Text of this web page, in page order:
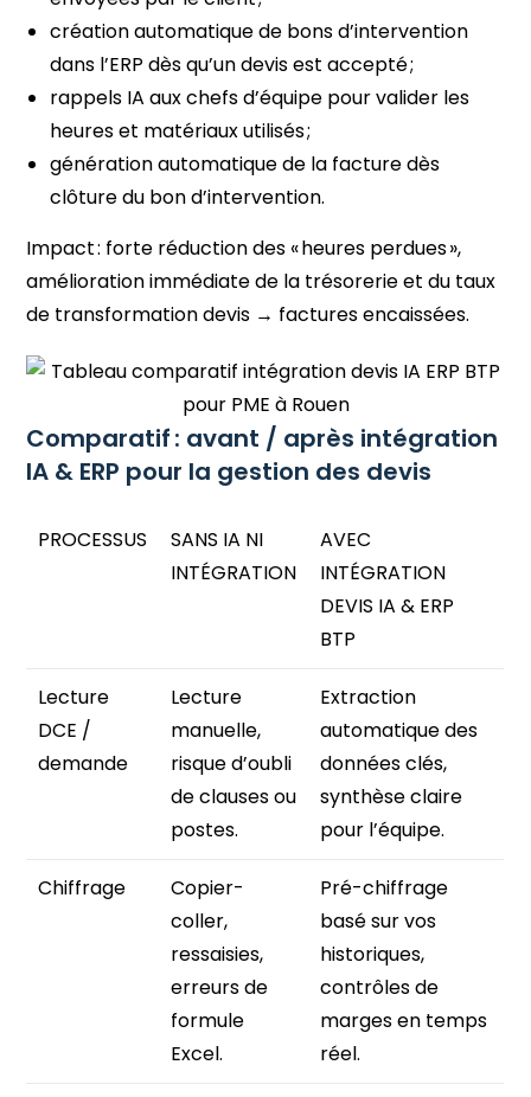
création automatique de bons d’intervention
dans l’ERP dès qu’un devis est accepté ;
rappels IA aux chefs d’équipe pour valider les
heures et matériaux utilisés ;
génération automatique de la facture dès
clôture du bon d’intervention.
Impact : forte réduction des « heures perdues »,
amélioration immédiate de la trésorerie et du taux
de transformation devis → factures encaissées.
Comparatif : avant / après intégration
IA & ERP pour la gestion des devis
PROCESSUS
SANS IA NI
INTÉGRATION
AVEC
INTÉGRATION
DEVIS IA & ERP
BTP
Lecture
DCE /
demande
Lecture
manuelle,
risque d’oubli
de clauses ou
postes.
Extraction
automatique des
données clés,
synthèse claire
pour l’équipe.
Chiffrage
Copier-
coller,
ressaisies,
erreurs de
formule
Excel.
Pré-chiffrage
basé sur vos
historiques,
contrôles de
marges en temps
réel.